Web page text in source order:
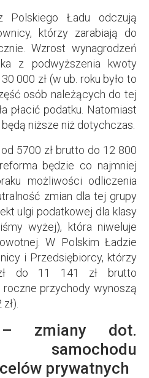
Polskiego Ładu odczują
którzy zarabiają do
Wzrost wynagrodzeń
z podwyższenia kwoty
000 zł (w ub. roku było to
osób należących do tej
płacić podatku. Natomiast
niższe niż dotychczas.
5700 zł brutto do 12 800
będzie co najmniej
możliwości odliczenia
zmian dla tej grupy
ulgi podatkowej dla klasy
wyżej), która niweluje
W Polskim Ładzie
i Przedsiębiorcy, którzy
do 11 141 zł brutto
roczne przychody wynoszą
zmiany dot.
samochodu
prywatnych